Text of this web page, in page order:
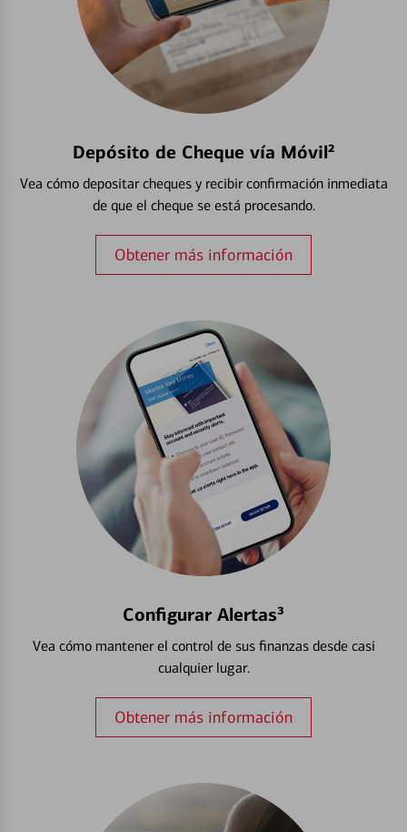
Depósito de Cheque vía Móvil²
Vea cómo depositar cheques y recibir confirmación inmediata
de que el cheque se está procesando.
Obtener más información
Configurar Alertas³
Vea cómo mantener el control de sus finanzas desde casi
cualquier lugar.
Obtener más información